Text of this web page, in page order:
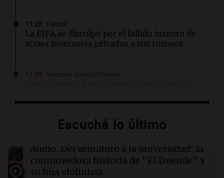
11:28 Fútbol
La FIFA se disculpó por el fallido intento de
atraer inversores privados a sus torneos
dirija delitos"
Facundo Campazzo sorprende en Córdoba al
unirse a un picado con jóvenes en la calle
Escuchá lo último
Audio. Del semáforo a la universidad: la
conmovedora historia de "El Duende" y
su hija violinista